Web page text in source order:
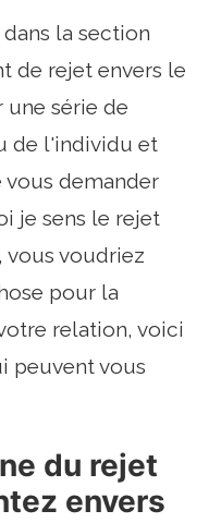
la section
de rejet envers le
série de
de l'individu et
demander
je sens le rejet
vous voudriez
pour la
relation, voici
peuvent vous
du rejet
envers